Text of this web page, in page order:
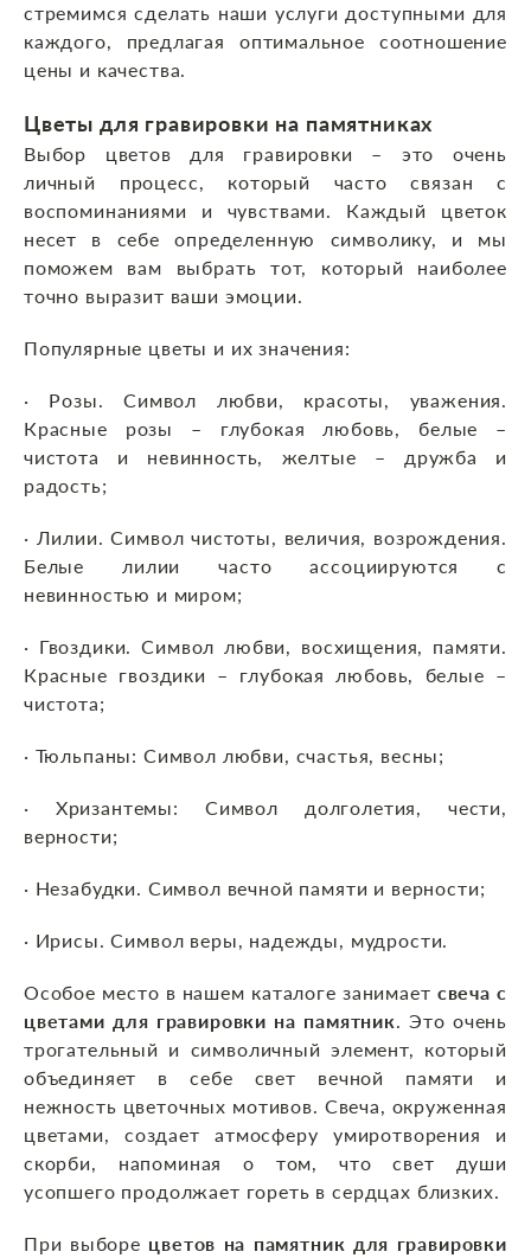
стремимся сделать наши услуги доступными для
каждого, предлагая оптимальное соотношение
цены и качества.
Цветы для гравировки на памятниках
Выбор цветов для гравировки – это очень
личный процесс, который часто связан с
воспоминаниями и чувствами. Каждый цветок
несет в себе определенную символику, и мы
поможем вам выбрать тот, который наиболее
точно выразит ваши эмоции.
Популярные цветы и их значения:
· Розы. Символ любви, красоты, уважения.
Красные розы – глубокая любовь, белые –
чистота и невинность, желтые – дружба и
радость;
· Лилии. Символ чистоты, величия, возрождения.
Белые лилии часто ассоциируются с
невинностью и миром;
· Гвоздики. Символ любви, восхищения, памяти.
Красные гвоздики – глубокая любовь, белые –
чистота;
· Тюльпаны: Символ любви, счастья, весны;
· Хризантемы:
Символ долголетия, чести,
верности;
· Незабудки. Символ вечной памяти и верности;
· Ирисы. Символ веры, надежды, мудрости.
Особое место в нашем каталоге занимает свеча с
цветами для гравировки на памятник. Это очень
трогательный и символичный элемент, который
объединяет в себе свет вечной памяти и
нежность цветочных мотивов. Свеча, окруженная
цветами, создает атмосферу умиротворения и
скорби, напоминая о том, что свет души
усопшего продолжает гореть в сердцах близких.
При выборе цветов на памятник для гравировки